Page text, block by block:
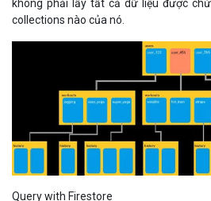
collections nào của nó.